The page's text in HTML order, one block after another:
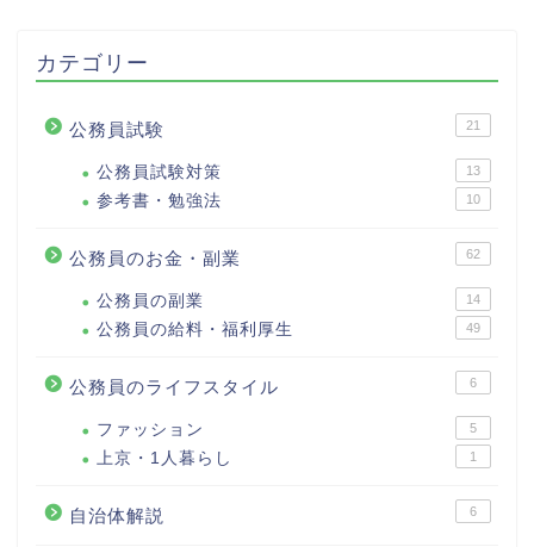
カテゴリー
公務員試験 21
公務員試験対策 13
参考書・勉強法 10
公務員のお金・副業 62
公務員の副業 14
公務員の給料・福利厚生 49
公務員のライフスタイル 6
ファッション 5
上京・1人暮らし 1
自治体解説 6